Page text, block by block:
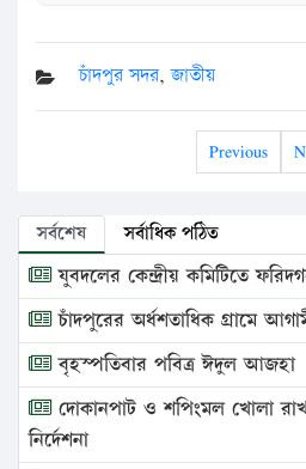
চাঁদপুর সদর,জাতীয়
Previous
সর্বশেষ সর্বাধিক পঠিত
যুবদলের কেন্দ্রীয় কমিটিতে
চাঁদপুরের অর্ধশতাধিক গ্রামে
বৃহস্পতিবার পবিত্র ঈদুল আজহা
দোকানপাট ও শপিংমল খোলা
নির্দেশনা